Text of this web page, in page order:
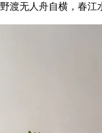
野渡无人舟自横，春江